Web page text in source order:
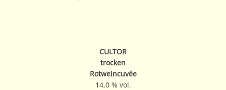
CULTOR
trocken
Rotweincuvée
14,0 % vol.